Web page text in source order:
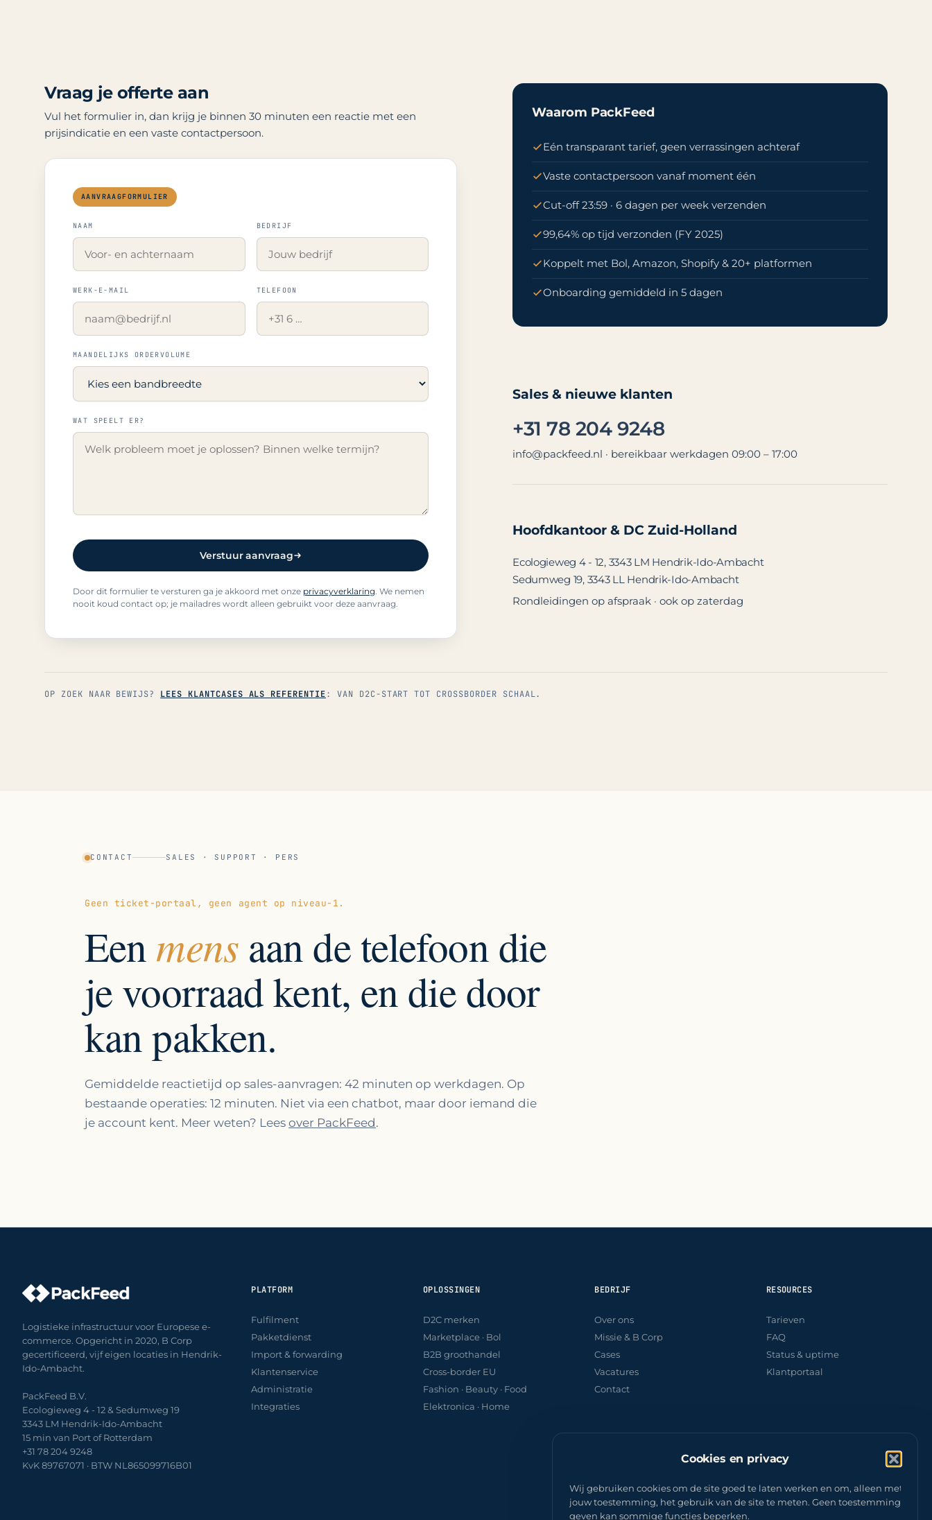
Cookies en privacy
Wij gebruiken cookies om de site goed te laten werken en om, alleen met
jouw toestemming, het gebruik van de site te meten. Geen toestemming
geven kan sommige functies beperken.
Vraag je offerte aan
Vul het formulier in, dan krijg je binnen 30 minuten een reactie met een
prijsindicatie en een vaste contactpersoon.
NAAM BEDRIJF
WERK-E-MAIL TELEFOON
MAANDELIJKS ORDERVOLUME
WAT SPEELT ER?
Verstuur aanvraag
Door dit formulier te versturen ga je akkoord met onze privacyverklaring. We nemen
nooit koud contact op; je mailadres wordt alleen gebruikt voor deze aanvraag.
Waarom PackFeed
Eén transparant tarief, geen verrassingen achteraf
Vaste contactpersoon vanaf moment één
Cut-off 23:59 · 6 dagen per week verzenden
99,64% op tijd verzonden (FY 2025)
Koppelt met Bol, Amazon, Shopify & 20+ platformen
Onboarding gemiddeld in 5 dagen
Sales & nieuwe klanten
+31 78 204 9248
info@packfeed.nl · bereikbaar werkdagen 09:00 – 17:00
Hoofdkantoor & DC Zuid-Holland
Ecologieweg 4 - 12, 3343 LM Hendrik-Ido-Ambacht
Sedumweg 19, 3343 LL Hendrik-Ido-Ambacht
Rondleidingen op afspraak · ook op zaterdag
OP ZOEK NAAR BEWIJS? LEES KLANTCASES ALS REFERENTIE: VAN D2C-START TOT CROSSBORDER SCHAAL.
CONTACT SALES · SUPPORT · PERS
Geen ticket-portaal, geen agent op niveau-1.
Eenmensaan de telefoon die
je voorraad kent, en die door
kan pakken.
Gemiddelde reactietijd op sales-aanvragen: 42 minuten op werkdagen. Op
bestaande operaties: 12 minuten. Niet via een chatbot, maar door iemand die
je account kent. Meer weten? Lees over PackFeed.
Logistieke infrastructuur voor Europese e-
commerce. Opgericht in 2020, B Corp
gecertificeerd, vijf eigen locaties in Hendrik-
Ido-Ambacht.
PackFeed B.V.
Ecologieweg 4 - 12 & Sedumweg 19
3343 LM Hendrik-Ido-Ambacht
15 min van Port of Rotterdam
+31 78 204 9248
KvK 89767071 · BTW NL865099716B01
PLATFORM
Fulfilment
Pakketdienst
Import & forwarding
Klantenservice
Administratie
Integraties
OPLOSSINGEN
D2C merken
Marketplace · Bol
B2B groothandel
Cross-border EU
Fashion · Beauty · Food
Elektronica · Home
BEDRIJF
Over ons
Missie & B Corp
Cases
Vacatures
Contact
RESOURCES
Tarieven
FAQ
Status & uptime
Klantportaal